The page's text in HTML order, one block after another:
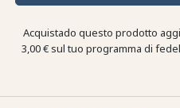
Acquistado questo prodotto
3,00 €sul tuo programma di